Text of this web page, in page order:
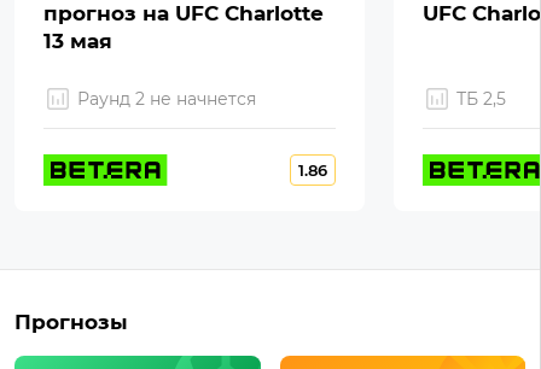
прогноз на UFC Charlotte
13 мая
Раунд 2 не начнется
1.86
UFC
ТБ 2,5
Прогнозы